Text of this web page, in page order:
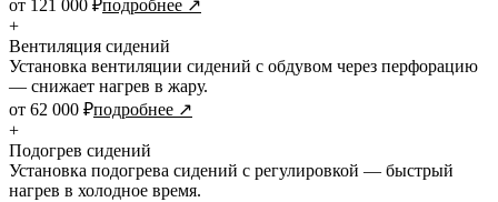
от 121 000 ₽подробнее ↗
+
Вентиляция сидений
Установка вентиляции сидений с обдувом через перфорацию
— снижает нагрев в жару.
от 62 000 ₽подробнее ↗
+
Подогрев сидений
Установка подогрева сидений с регулировкой — быстрый
нагрев в холодное время.